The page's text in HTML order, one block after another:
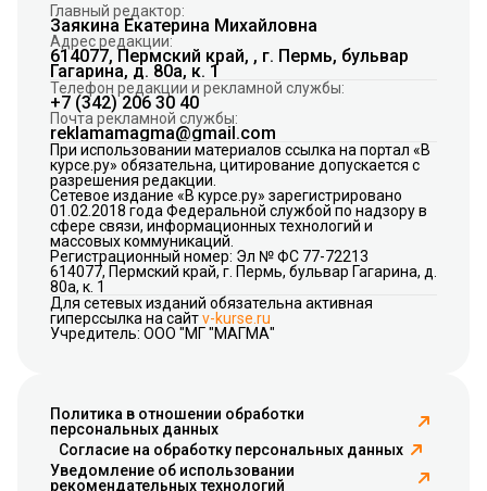
Главный редактор:
Заякина Екатерина Михайловна
Адрес редакции:
614077, Пермский край, , г. Пермь, бульвар
Гагарина, д. 80а, к. 1
Телефон редакции и рекламной службы:
+7 (342) 206 30 40
Почта рекламной службы:
reklamamagma@gmail.com
При использовании материалов ссылка на портал «В
курсе.ру» обязательна, цитирование допускается с
разрешения редакции.
Сетевое издание «В курсе.ру» зарегистрировано
01.02.2018 года Федеральной службой по надзору в
сфере связи, информационных технологий и
массовых коммуникаций.
Регистрационный номер: Эл № ФС 77-72213
614077, Пермский край, г. Пермь, бульвар Гагарина, д.
80а, к. 1
Для сетевых изданий обязательна активная
гиперссылка на сайтv-kurse.ru
Учредитель: ООО "МГ "МАГМА"
Политика в отношении обработки
персональных данных
Согласие на обработку персональных данных
Уведомление об использовании
рекомендательных технологий